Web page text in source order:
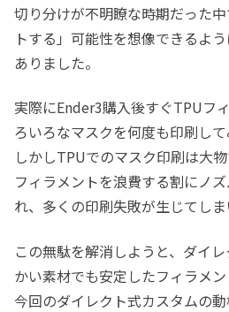
切り分けが不明瞭な時期だった
トする」可能性を想像できるよ
ありました。
実際にEnder3購入後すぐTPUフ
ろいろなマスクを何度も印刷して
しかしTPUでのマスク印刷は大
フィラメントを浪費する割にノ
れ、多くの印刷失敗が生じてしま
この無駄を解消しようと、ダイ
かい素材でも安定したフィラメン
今回のダイレクト式カスタムの動